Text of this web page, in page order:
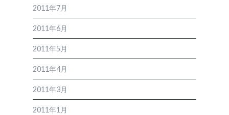
2011年7月
2011年6月
2011年5月
2011年4月
2011年3月
2011年1月